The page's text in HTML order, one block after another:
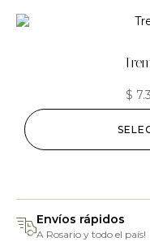
$
Envíos rápidos
A Rosario y todo el país!